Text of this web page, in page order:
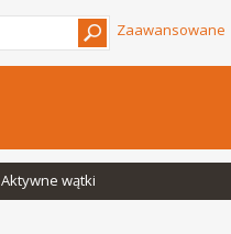
Zaawansowane
Aktywne wątki